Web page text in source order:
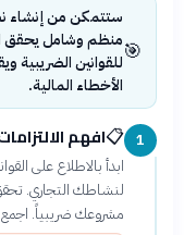
🎯
ستتمكن من إنشاء
منظم وشامل يحقق
للقوانين الضريبية
الأخطاء المالية.
1
📋افهم
ابدأ بالاطلاع على
لنشاطك التجاري.
مشروعك ضريبياً.